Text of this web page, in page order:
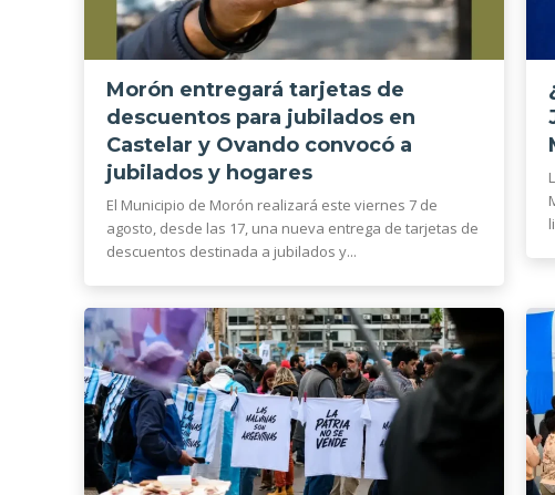
Morón entregará tarjetas de
descuentos para jubilados en
Castelar y Ovando convocó a
jubilados y hogares
El Municipio de Morón realizará este viernes 7 de
agosto, desde las 17, una nueva entrega de tarjetas de
descuentos destinada a jubilados y...